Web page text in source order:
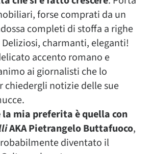
forse comprati da un
completi di stoffa a righe
charmanti, eleganti!
accento romano e
ai giornalisti che lo
chiedergli notizie delle sue
la mia preferita è quella con
AKA Pietrangelo Buttafuoco,
diventato il